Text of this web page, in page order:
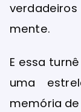
mente.
E essa
uma
memória